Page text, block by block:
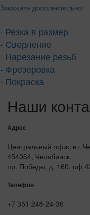
Закажите дополнительно:
- Резка в размер
- Сверление
- Нарезание резьб
- Фрезеровка
- Покраска
Наши
Адрес
Центральный офис в
454084, Челябинск,
пр. Победы, д. 160, оф
Телефон
+7 351 248-24-36